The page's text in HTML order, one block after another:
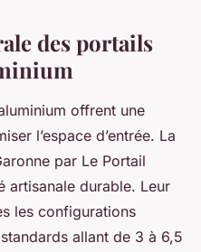
des portails
offrent une
l’espace d’entrée. La
par Le Portail
artisanale durable. Leur
les configurations
allant de 3 à 6,5